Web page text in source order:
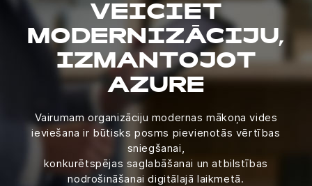
VEICIET
MODERNIZĀCIJU,
IZMANTOJOT
AZURE
Vairumam organizāciju modernas mākoņa vides
ieviešana ir būtisks posms pievienotās vērtības
sniegšanai,
konkurētspējas saglabāšanai un atbilstības
nodrošināšanai digitālajā laikmetā.